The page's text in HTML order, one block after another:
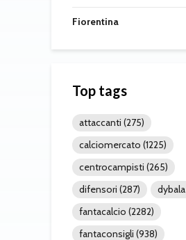
Fiorentina
Top tags
attaccanti (275)
calciomercato (1225)
centrocampisti (265)
difensori (287) dybala
fantacalcio (2282)
fantaconsigli (938)